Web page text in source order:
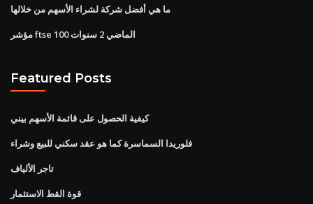
ما هي أفضل شركة لشراء الأسهم من خلالها
مؤشر ftse 100 الماضي 2 سنوات
Featured Posts
كيفية الحصول على قائمة الأسهم بيني
فلوريدا السماسرة كما هو عقد سكني للبيع وشراء
تاجر الألياف
قوة القط الاستثمار